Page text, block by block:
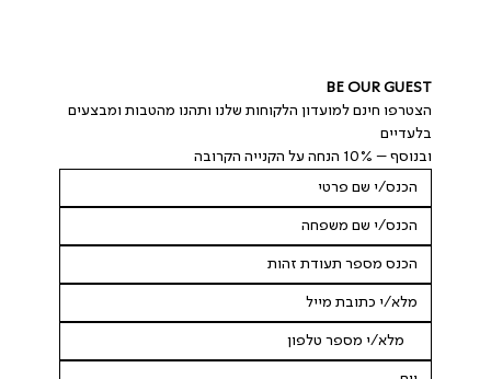
BE OUR GUEST
הצטרפו חינם למועדון הלקוחות שלנו ותהנו מהטבות ומבצעים
בלעדיים
ובנוסף – 10% הנחה על הקנייה הקרובה